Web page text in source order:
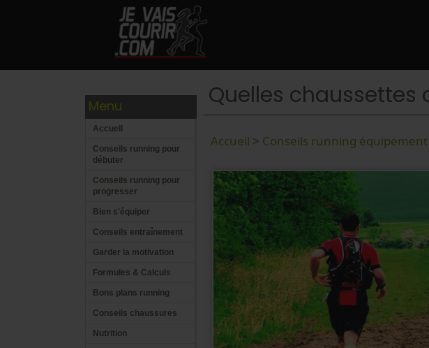
Menu
Accueil
Conseils running pour
débuter
Conseils running pour
progresser
Bien s'équiper
Conseils entraînement
Garder la motivation
Formules & Calculs
Bons plans running
Conseils chaussures
Nutrition
Quelles chaussettes
Accueil > Conseils running équipement